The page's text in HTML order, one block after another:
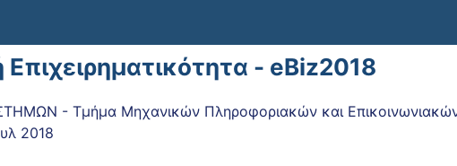
- eBiz2018
- Τμήμα Μηχανικών Πληροφοριακών και
2018